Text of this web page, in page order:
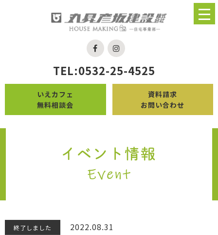
TEL:0532-25-4525
いえカフェ
無料相談会
資料請求
お問い合わせ
終了しました 2022.08.31